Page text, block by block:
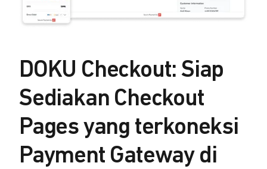
DOKU Checkout: Siap
Sediakan Checkout
Pages yang terkoneksi
Payment Gateway di